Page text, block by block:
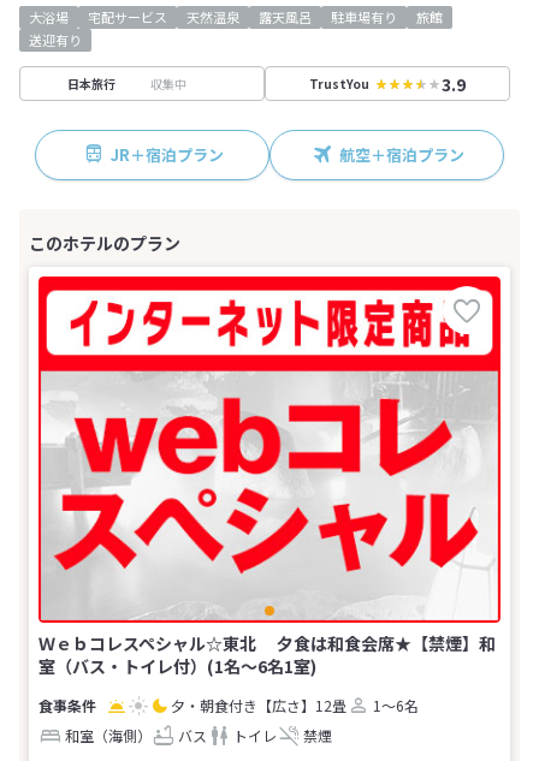
大浴場 宅配サービス 天然温泉 露天風呂 駐車場有り
旅館
送迎有り
日本旅行 収集中 TrustYou 3.9
JR＋宿泊プラン 航空＋宿泊プラン
Ｗｅｂコレスペシャル☆東北 夕食は和食会席★【禁煙】和
室（バス・トイレ付）(1名～6名1室)
夕・朝食付き 【広さ】12畳
1～6名
和室（海側）
バス トイレ 禁煙